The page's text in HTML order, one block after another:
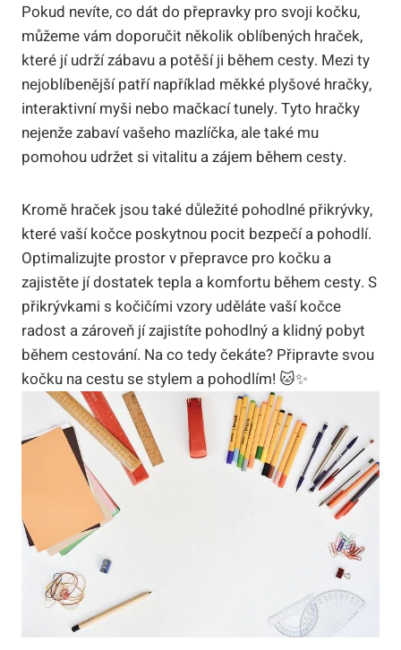
Pokud nevíte, co dát do přepravky pro svoji kočku,
můžeme vám doporučit několik oblíbených hraček,
které jí udrží zábavu a potěší ji během cesty. Mezi ty
nejoblíbenější patří například měkké plyšové hračky,
interaktivní myši nebo mačkací tunely. Tyto hračky
nejenže zabaví vašeho mazlíčka, ale také mu
pomohou udržet si vitalitu a zájem během cesty.
Kromě hraček jsou také důležité pohodlné přikrývky,
které vaší kočce poskytnou pocit bezpečí a pohodlí.
Optimalizujte prostor v přepravce pro kočku a
zajistěte jí dostatek tepla a komfortu během cesty. S
přikrývkami s kočičími vzory uděláte vaší kočce
radost a zároveň jí zajistíte pohodlný a klidný pobyt
během cestování. Na co tedy čekáte? Připravte svou
kočku na cestu se stylem a pohodlím! 🐱✨